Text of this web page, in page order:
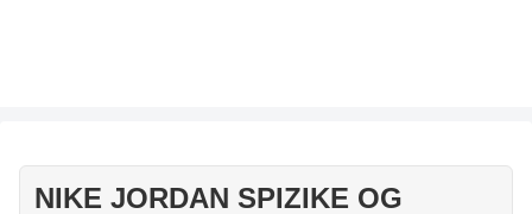
NIKE JORDAN SPIZIKE OG